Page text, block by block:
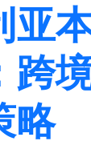
亚
跨
略